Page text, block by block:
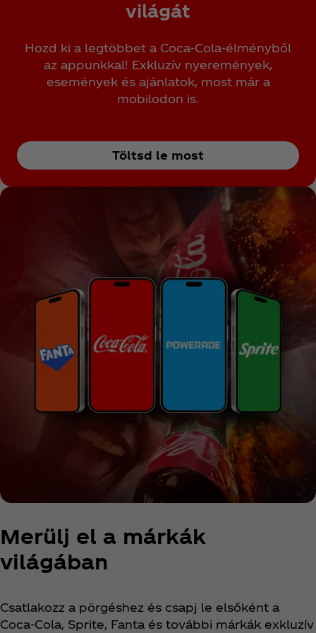
világát
Hozd ki a legtöbbet a Coca‑Cola‑élményből
az appunkkal! Exkluzív nyeremények,
események és ajánlatok, most már a
mobilodon is.
Töltsd le most
Merülj el a márkák
világában
Csatlakozz a pörgéshez és csapj le elsőként a
Coca‑Cola, Sprite, Fanta és további márkák exkluzív